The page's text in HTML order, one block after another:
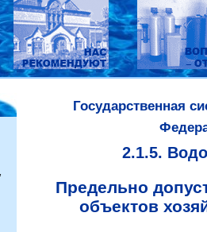
Государственная
2.1.5.
Предельно
объектов